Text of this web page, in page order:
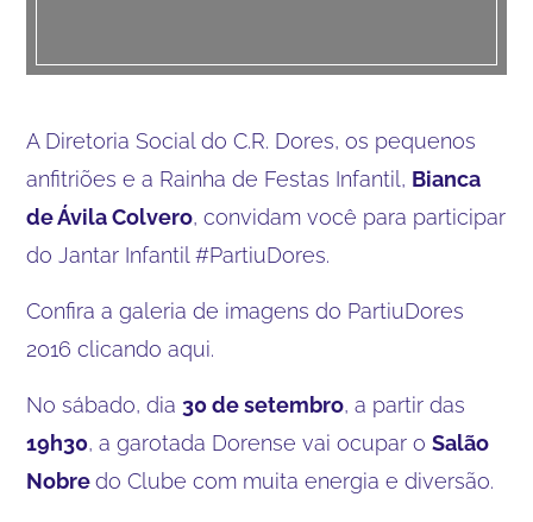
A Diretoria Social do C.R. Dores, os pequenos
anfitriões e a Rainha de Festas Infantil, Bianca
de Ávila Colvero, convidam você para participar
do Jantar Infantil #PartiuDores.
Confira a galeria de imagens do PartiuDores
2016 clicando aqui.
No sábado, dia 30 de setembro, a partir das
19h30, a garotada Dorense vai ocupar oSalão
Nobredo Clube com muita energia e diversão.